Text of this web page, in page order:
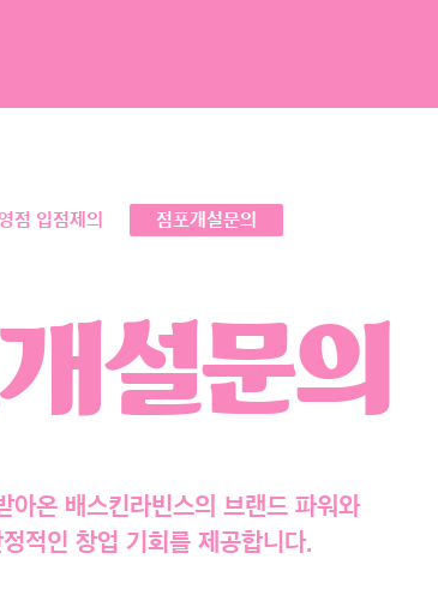
점 입점제의 점포개설문의
설문의
아온 배스킨라빈스의 브랜드 파워와
적인 창업 기회를 제공합니다.